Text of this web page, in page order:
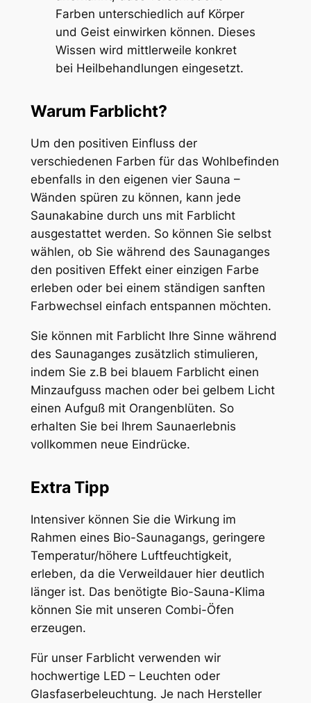
Farben unterschiedlich auf Körper
und Geist einwirken können. Dieses
Wissen wird mittlerweile konkret
bei Heilbehandlungen eingesetzt.
Warum Farblicht?
Um den positiven Einfluss der
verschiedenen Farben für das Wohlbefinden
ebenfalls in den eigenen vier Sauna –
Wänden spüren zu können, kann jede
Saunakabine durch uns mit Farblicht
ausgestattet werden. So können Sie selbst
wählen, ob Sie während des Saunaganges
den positiven Effekt einer einzigen Farbe
erleben oder bei einem ständigen sanften
Farbwechsel einfach entspannen möchten.
Sie können mit Farblicht Ihre Sinne während
des Saunaganges zusätzlich stimulieren,
indem Sie z.B bei blauem Farblicht einen
Minzaufguss machen oder bei gelbem Licht
einen Aufguß mit Orangenblüten. So
erhalten Sie bei Ihrem Saunaerlebnis
vollkommen neue Eindrücke.
Extra Tipp
Intensiver können Sie die Wirkung im
Rahmen eines Bio-Saunagangs, geringere
Temperatur/höhere Luftfeuchtigkeit,
erleben, da die Verweildauer hier deutlich
länger ist. Das benötigte Bio-Sauna-Klima
können Sie mit unseren Combi-Öfen
erzeugen.
Für unser Farblicht verwenden wir
hochwertige LED – Leuchten oder
Glasfaserbeleuchtung. Je nach Hersteller